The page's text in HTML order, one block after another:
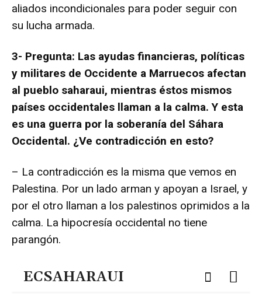
aliados incondicionales para poder seguir con
su lucha armada.
3- Pregunta: Las ayudas financieras, políticas
y militares de Occidente a Marruecos afectan
al pueblo saharaui, mientras éstos mismos
países occidentales llaman a la calma. Y esta
es una guerra por la soberanía del Sáhara
Occidental. ¿Ve contradicción en esto?
– La contradicción es la misma que vemos en
Palestina. Por un lado arman y apoyan a Israel, y
por el otro llaman a los palestinos oprimidos a la
calma. La hipocresía occidental no tiene
parangón.